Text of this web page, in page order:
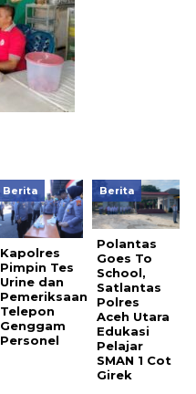
Berita
Kapolres
Pimpin Tes
Urine dan
Pemeriksaan
Telepon
Genggam
Personel
Berita
Polantas
Goes To
School,
Satlantas
Polres
Aceh Utara
Edukasi
Pelajar
SMAN 1 Cot
Girek